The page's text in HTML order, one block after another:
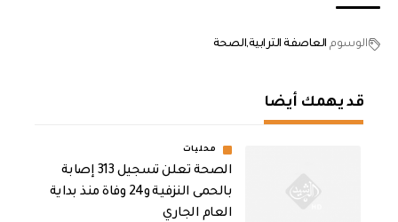
الوسوم العاصفة الترابية‏الصحة
قد يهمك أيضا
محليات
الصحة تعلن تسجيل 313 إصابة
بالحمى النزفية و24 وفاة منذ بداية
العام الجاري